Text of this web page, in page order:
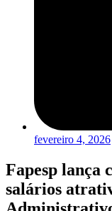
fevereiro 4, 2026
Fapesp lança
salários